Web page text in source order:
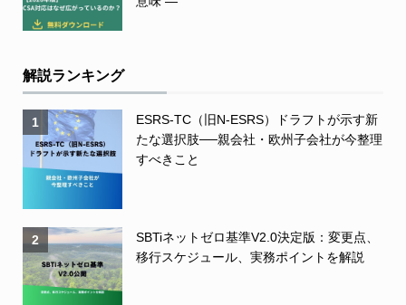
解説ランキング
1
ESRS-TC（旧N-ESRS）ドラフトが示す新
たな選択肢──親会社・欧州子会社が今整理
すべきこと
2
SBTiネットゼロ基準V2.0決定版：変更点、
移行スケジュール、実務ポイントを解説